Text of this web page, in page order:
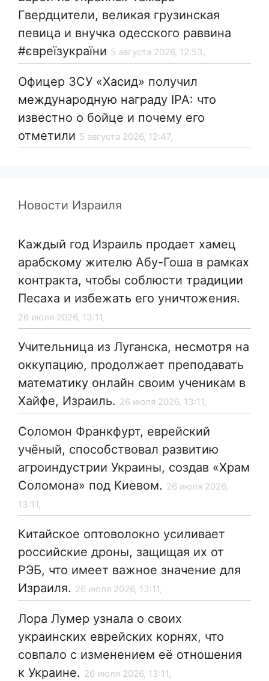
Гвердцители, великая грузинская
певица и внучка одесского раввина
#євреїзукраїни 5 августа 2026, 12:53,
Офицер ЗСУ «Хасид» получил
международную награду IPA: что
известно о бойце и почему его
отметили 5 августа 2026, 12:47,
Новости Израиля
Каждый год Израиль продает хамец
арабскому жителю Абу-Гоша в рамках
контракта, чтобы соблюсти традиции
Песаха и избежать его уничтожения.
26 июля 2026, 13:11,
Учительница из Луганска, несмотря на
оккупацию, продолжает преподавать
математику онлайн своим ученикам в
Хайфе, Израиль. 26 июля 2026, 13:11,
Соломон Франкфурт, еврейский
учёный, способствовал развитию
агроиндустрии Украины, создав «Храм
Соломона» под Киевом. 26 июля 2026,
13:11,
Китайское оптоволокно усиливает
российские дроны, защищая их от
РЭБ, что имеет важное значение для
Израиля. 26 июля 2026, 13:11,
Лора Лумер узнала о своих
украинских еврейских корнях, что
совпало с изменением её отношения
к Украине. 26 июля 2026, 13:11,